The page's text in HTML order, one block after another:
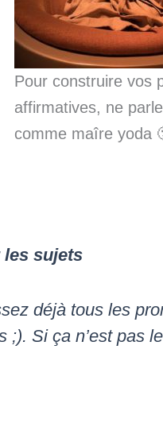
Pour construire vos
affirmatives, ne
comme maîre yoda
les sujets
déjà tous les
;). Si ça n’est pas